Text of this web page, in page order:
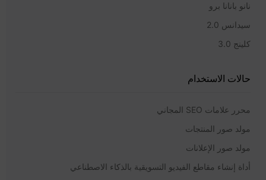
نانو بانانا برو
سيدانس 2.0
كلينج 3.0
حالات الاستخدام
محرر علامات SEO المجاني
مولد صور المنتجات
مولد صور الإعلانات
أداة إنشاء مقاطع الفيديو التسويقية بالذكاء الاصطناعي